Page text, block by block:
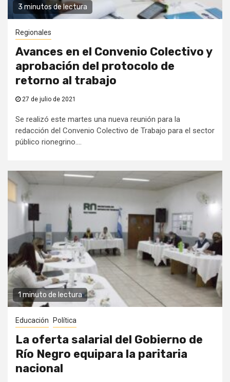
3 minutos de lectura
Regionales
Avances en el Convenio Colectivo y
aprobación del protocolo de
retorno al trabajo
27 de julio de 2021
Se realizó este martes una nueva reunión para la
redacción del Convenio Colectivo de Trabajo para el sector
público rionegrino....
1 minuto de lectura
Educación Política
La oferta salarial del Gobierno de
Río Negro equipara la paritaria
nacional